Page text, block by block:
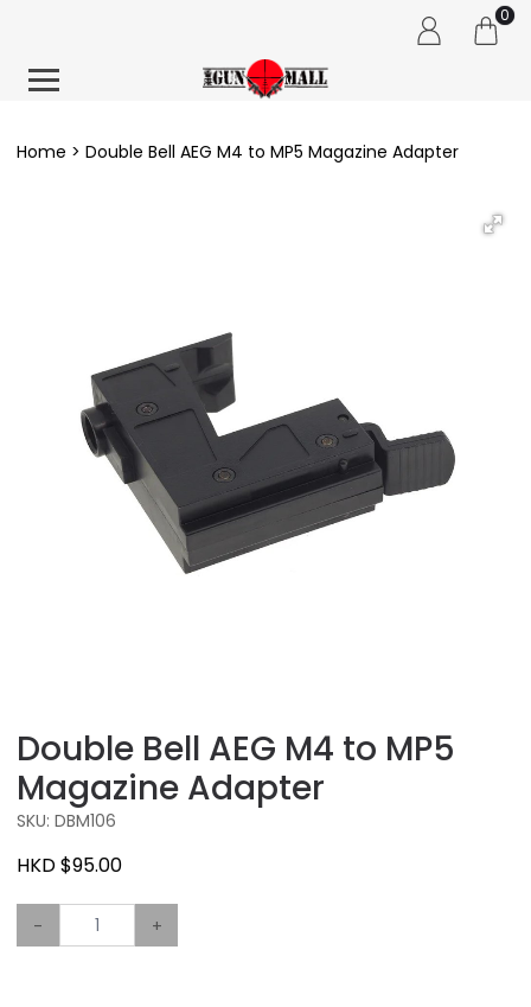
0
Home Double Bell AEG M4 to MP5 Magazine Adapter
Double Bell AEG M4 to MP5
Magazine Adapter
SKU: DBM106
HKD $95.00
- +